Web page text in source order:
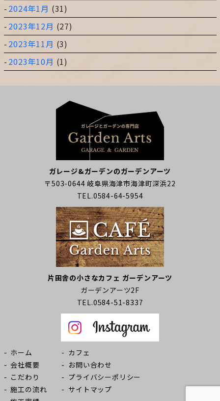
2024年1月 (31)
2023年12月 (27)
2023年11月 (3)
2023年10月 (1)
ガレージ&ガーデンのガーデンアーツ
〒503-0644 岐阜県海津市海津町深浜22
TEL.0584-64-5954
片田舎の小さなカフェ ガーデンアーツ
ガーデンアーツ2F
TEL.0584-51-8337
ホーム
会社概要
こだわり
施工の流れ
カフェ
お問い合わせ
プライバシーポリシー
サイトマップ